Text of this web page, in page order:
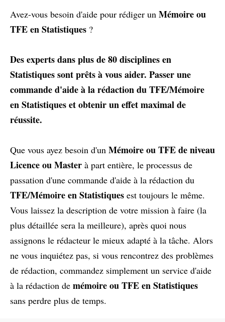
Avez-vous besoin d'aide pour rédiger un Mémoire ou
TFE en Statistiques ?
Des experts dans plus de 80 disciplines en
Statistiques sont prêts à vous aider. Passer une
commande d'aide à la rédaction du TFE/Mémoire
en Statistiques et obtenir un effet maximal de
réussite.
Que vous ayez besoin d'un Mémoire ou TFE de niveau
Licence ou Master à part entière, le processus de
passation d'une commande d'aide à la rédaction du
TFE/Mémoire en Statistiques est toujours le même.
Vous laissez la description de votre mission à faire (la
plus détaillée sera la meilleure), après quoi nous
assignons le rédacteur le mieux adapté à la tâche. Alors
ne vous inquiétez pas, si vous rencontrez des problèmes
de rédaction, commandez simplement un service d'aide
à la rédaction de mémoire ou TFE en Statistiques
sans perdre plus de temps.